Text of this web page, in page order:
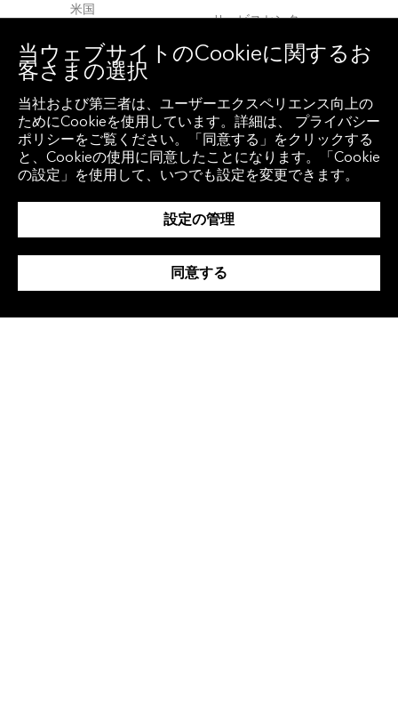
米国
ヨーロッパ
+44 20 7330 7500
アジア
+65 6212 1000
サービスセンター
クライアント アクセ
Anywhere
地域
グローバル
韓国
中国
当ウェブサイトのCookieに関するお
客さまの選択
当社および第三者は、ユーザーエクスペリエンス向上の
ためにCookieを使用しています。詳細は、 プライバシー
ポリシーをご覧ください。「同意する」をクリックする
と、Cookieの使用に同意したことになります。「Cookie
の設定」を使用して、いつでも設定を変更できます。
設定の管理
同意する